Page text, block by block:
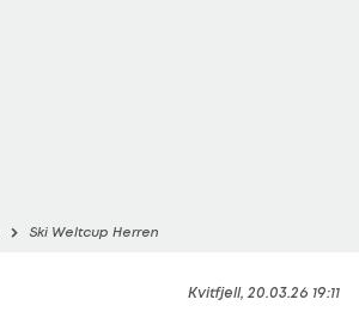
Ski Weltcup Herren
Kvitfjell, 20.03.26 19:11